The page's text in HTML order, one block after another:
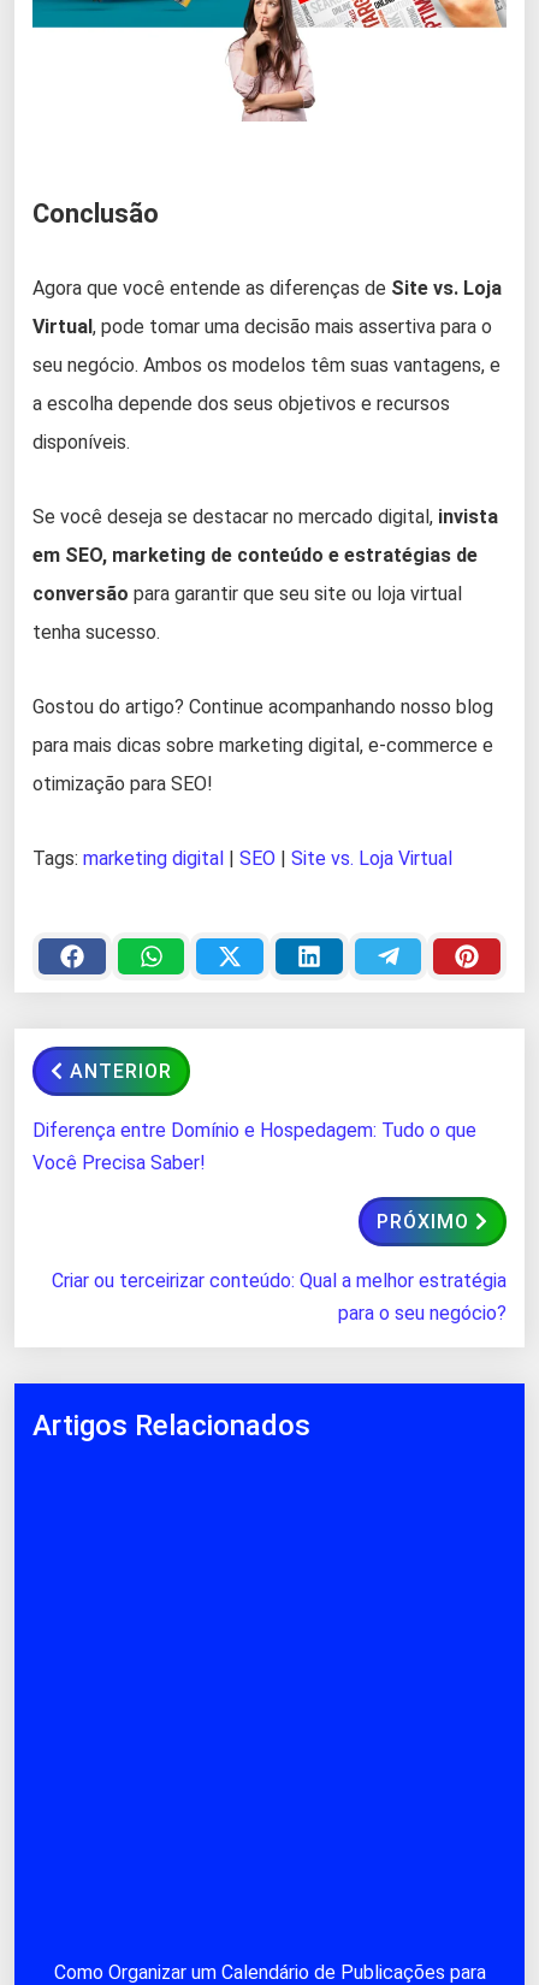
Conclusão
Agora que você entende as diferenças de Site vs. Loja
Virtual, pode tomar uma decisão mais assertiva para o
seu negócio. Ambos os modelos têm suas vantagens, e
a escolha depende dos seus objetivos e recursos
disponíveis.
Se você deseja se destacar no mercado digital, invista
em SEO, marketing de conteúdo e estratégias de
conversão para garantir que seu site ou loja virtual
tenha sucesso.
Gostou do artigo? Continue acompanhando nosso blog
para mais dicas sobre marketing digital, e-commerce e
otimização para SEO!
Tags: marketing digital | SEO | Site vs. Loja Virtual
ANTERIOR
Diferença entre Domínio e Hospedagem: Tudo o que
Você Precisa Saber!
PRÓXIMO
Criar ou terceirizar conteúdo: Qual a melhor estratégia
para o seu negócio?
Artigos Relacionados
Como Organizar um Calendário de Publicações para